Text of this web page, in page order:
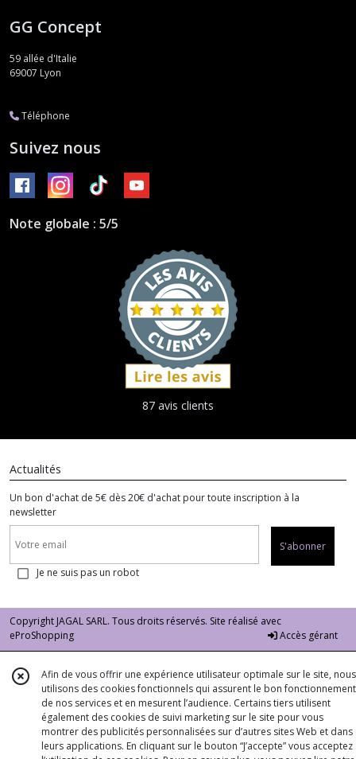
GG Concept
59 allée d'Italie
69007 Lyon
Téléphone
Suivez nous
Note globale : 5/5
87 avis clients
Actualités
Un bon d'achat de 5€ dès 20€ d'achat pour toute inscription à la
newsletter
S'abonner
Je ne suis pas un robot
Copyright JAGAL SARL. Tous droits réservés. Site réalisé avec
eProShopping
Accès gérant
Afin de vous offrir une expérience utilisateur optimale sur le site, nous
utilisons des cookies fonctionnels qui assurent le bon fonctionnement
de nos services et en mesurent l’audience. Certains tiers utilisent
également des cookies de suivi marketing sur le site pour vous
montrer des publicités personnalisées sur d’autres sites Web et dans
leurs applications. En cliquant sur le bouton “J’accepte” vous acceptez